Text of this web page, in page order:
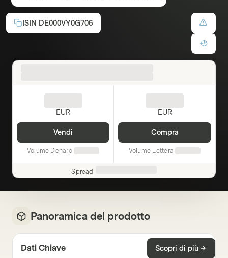
ISIN DE000VY0G706
EUR
Vendi
Volume Denaro
EUR
Compra
Volume Lettera
Spread
Panoramica del prodotto
Dati Chiave Scopri di più